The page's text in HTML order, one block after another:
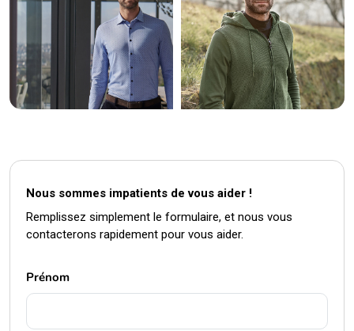
Nous sommes impatients de vous aider !
Remplissez simplement le formulaire, et nous vous
contacterons rapidement pour vous aider.
Prénom